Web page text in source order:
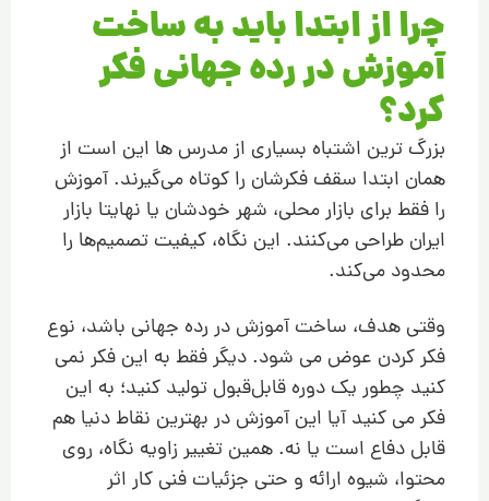
چرا از ابتدا باید به ساخت
آموزش در رده جهانی فکر
کرد؟
بزرگ ترین اشتباه بسیاری از مدرس ها این است از
همان ابتدا سقف فکرشان را کوتاه می‌گیرند. آموزش
را فقط برای بازار محلی، شهر خودشان یا نهایتا بازار
ایران طراحی می‌کنند. این نگاه، کیفیت تصمیم‌ها را
محدود می‌کند.
وقتی هدف، ساخت آموزش در رده جهانی باشد، نوع
فکر کردن عوض می شود. دیگر فقط به این فکر نمی
کنید چطور یک دوره قابل‌قبول تولید کنید؛ به این
فکر می کنید آیا این آموزش در بهترین نقاط دنیا هم
قابل دفاع است یا نه. همین تغییر زاویه نگاه، روی
محتوا، شیوه ارائه و حتی جزئیات فنی کار اثر